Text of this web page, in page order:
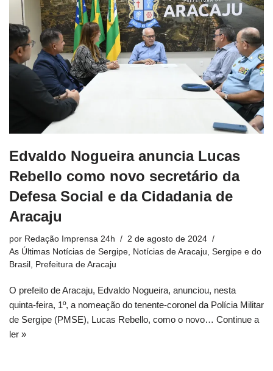
Edvaldo Nogueira anuncia Lucas
Rebello como novo secretário da
Defesa Social e da Cidadania de
Aracaju
por Redação Imprensa 24h
2 de agosto de 2024
As Últimas Notícias de Sergipe
Notícias de Aracaju, Sergipe e do
Brasil
Prefeitura de Aracaju
O prefeito de Aracaju, Edvaldo Nogueira, anunciou, nesta
quinta-feira, 1º, a nomeação do tenente-coronel da Polícia Militar
de Sergipe (PMSE), Lucas Rebello, como o novo… Continue a
ler »